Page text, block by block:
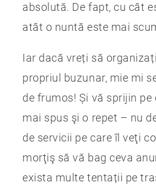
absolută. De fapt, cu cât
atât o nuntă este mai
Iar dacă vreți să
propriul buzunar, mie mi
de frumos! Și vă sprijin pe
mai spus şi o repet – nu
de servicii pe care îl veţi
morţiş să vă bag ceva
exista multe tentații pe